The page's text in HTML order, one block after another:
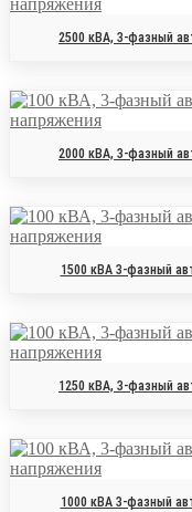
2500 кВА, 3-фазный
2000 кВА, 3-фазный
1500 кВА 3-фазный
1250 кВА, 3-фазный
1000 кВА 3-фазный